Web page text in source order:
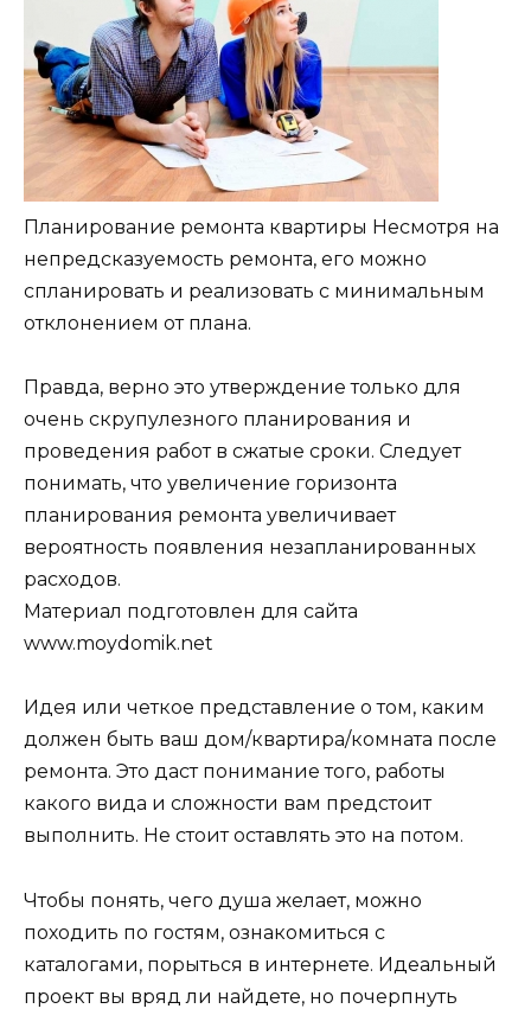
Планирование ремонта квартиры Несмотря на
непредсказуемость ремонта, его можно
спланировать и реализовать с минимальным
отклонением от плана.
Правда, верно это утверждение только для
очень скрупулезного планирования и
проведения работ в сжатые сроки. Следует
понимать, что увеличение горизонта
планирования ремонта увеличивает
вероятность появления незапланированных
расходов.
Материал подготовлен для сайта
www.moydomik.net
Идея или четкое представление о том, каким
должен быть ваш дом/квартира/комната после
ремонта. Это даст понимание того, работы
какого вида и сложности вам предстоит
выполнить. Не стоит оставлять это на потом.
Чтобы понять, чего душа желает, можно
походить по гостям, ознакомиться с
каталогами, порыться в интернете. Идеальный
проект вы вряд ли найдете, но почерпнуть